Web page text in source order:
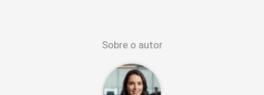
Sobre o autor